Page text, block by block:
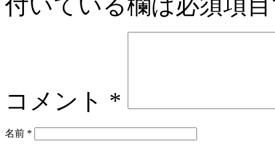
付いている欄は必須項
コメント *
名前 *